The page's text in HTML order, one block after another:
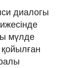
диалогы
мүлде
қойылған